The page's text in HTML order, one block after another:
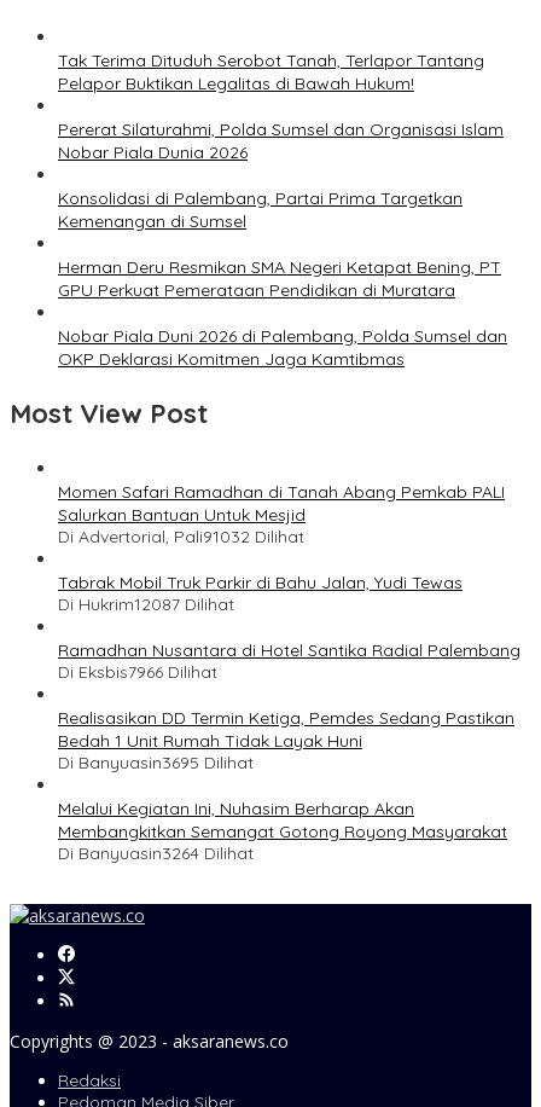
Tak Terima Dituduh Serobot Tanah, Terlapor Tantang
Pelapor Buktikan Legalitas di Bawah Hukum!
Pererat Silaturahmi, Polda Sumsel dan Organisasi Islam
Nobar Piala Dunia 2026
Konsolidasi di Palembang, Partai Prima Targetkan
Kemenangan di Sumsel
Herman Deru Resmikan SMA Negeri Ketapat Bening, PT
GPU Perkuat Pemerataan Pendidikan di Muratara
Nobar Piala Duni 2026 di Palembang, Polda Sumsel dan
OKP Deklarasi Komitmen Jaga Kamtibmas
Most View Post
Momen Safari Ramadhan di Tanah Abang Pemkab PALI
Salurkan Bantuan Untuk Mesjid
Di Advertorial, Pali91032 Dilihat
Tabrak Mobil Truk Parkir di Bahu Jalan, Yudi Tewas
Di Hukrim12087 Dilihat
Ramadhan Nusantara di Hotel Santika Radial Palembang
Di Eksbis7966 Dilihat
Realisasikan DD Termin Ketiga, Pemdes Sedang Pastikan
Bedah 1 Unit Rumah Tidak Layak Huni
Di Banyuasin3695 Dilihat
Melalui Kegiatan Ini, Nuhasim Berharap Akan
Membangkitkan Semangat Gotong Royong Masyarakat
Di Banyuasin3264 Dilihat
Copyrights @ 2023 - aksaranews.co
Redaksi
Pedoman Media Siber